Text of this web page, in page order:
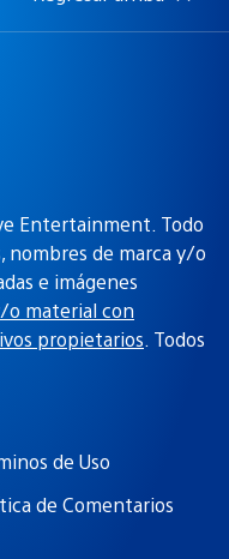
Entertainment. Todo
nombres de marca y/o
e imágenes
o material con
propietarios. Todos
de Uso
de Comentarios